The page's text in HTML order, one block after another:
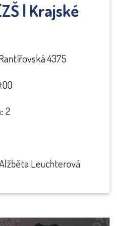
| Krajské
4375
2
Leuchterová